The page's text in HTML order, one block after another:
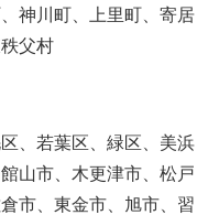
神川町、上里町、寄居
父村
、若葉区、緑区、美浜
山市、木更津市、松戸
市、東金市、旭市、習